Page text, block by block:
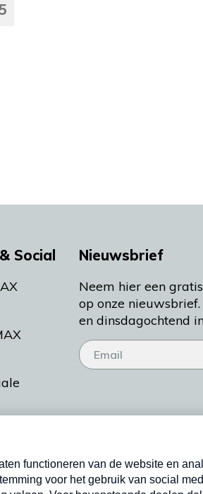
Social Nieuwsbrief
Neem hier een
op onze
en dinsdagochtend
Nieuwsbrief